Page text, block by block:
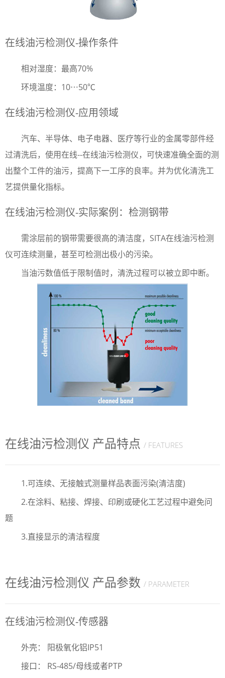
在线油污检测仪-操作条件
相对湿度：最高70%
环境温度：10⋯50℃
在线油污检测仪-应用领域
汽车、半导体、电子电器、医疗等行业的金属零部件经
过清洗后，使用在线--在线油污检测仪，可快速准确全面的测
出整个工件的油污，提高下一工序的良率。并为优化清洗工
艺提供量化指标。
在线油污检测仪-实际案例：检测钢带
需涂层前的钢带需要很高的清洁度，SITA在线油污检测
仪可连续测量，甚至可检测出极小的污染。
当油污数值低于限制值时，清洗过程可以被立即中断。
在线油污检测仪 产品特点 / FEATURES
1.可连续、无接触式测量样品表面污染(清洁度)
2.在涂料、粘接、焊接、印刷或硬化工艺过程中避免问
题
3.直接显示的清洁程度
在线油污检测仪 产品参数 / PARAMETER
在线油污检测仪-传感器
外壳： 阳极氧化铝IP51
接口： RS-485/母线或者PTP